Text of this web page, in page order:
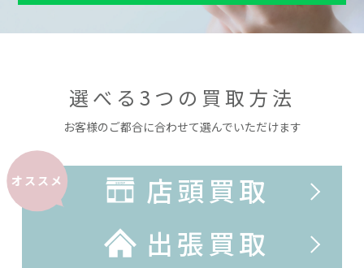
選べる3つの買取方法
お客様のご都合に合わせて選んでいただけます
オススメ
店頭買取
出張買取